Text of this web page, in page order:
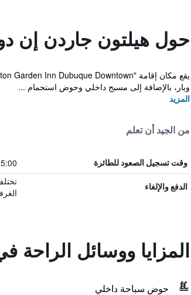
حول هيلتون جاردن إن
وبار، بالإضافة إلى مسبح داخلي وحوض استحمام ...
المزيد
من الجيد أن تعلم
وقت تسجيل الصعود للطائرة
الدفع والإلغاء
المزايا ووسائل
حوض سباحة داخلي